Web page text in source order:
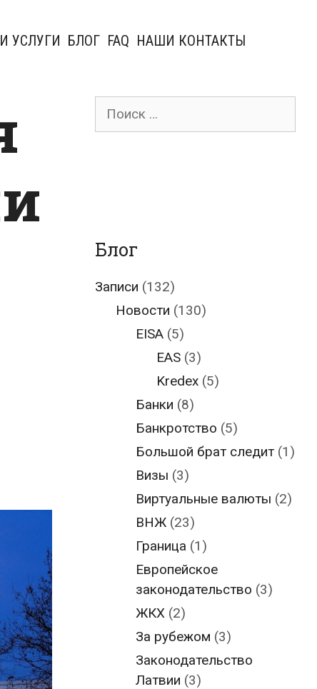
УСЛУГИ БЛОГ FAQ НАШИ КОНТАКТЫ
Поиск
Блог
Записи (132)
Новости (130)
EISA (5)
EAS(3)
Kredex(5)
Банки (8)
Банкротство (5)
Большой брат следит (1)
Визы (3)
Виртуальные валюты (2)
ВНЖ (23)
Граница (1)
Европейское
законодательство (3)
ЖКХ (2)
За рубежом (3)
Законодательство
Латвии (3)